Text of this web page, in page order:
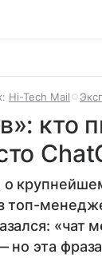
Hi-Tech Mail
кто
о
топ-
«чат
но эта